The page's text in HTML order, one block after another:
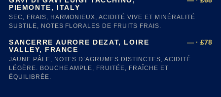
PIEMONTE, ITALY
SEC, FRAIS, HARMONIEUX, ACIDITÉ VIVE ET MINÉRALITÉ
SUBTILE, NOTES FLORALES DE FRUITS FRAIS.
SANCERRE AURORE DEZAT, LOIRE
VALLEY, FRANCE
— · £78
JAUNE PÂLE, NOTES D’AGRUMES DISTINCTES, ACIDITÉ
LÉGÈRE. BOUCHE AMPLE, FRUITÉE, FRAÎCHE ET
ÉQUILIBRÉE.